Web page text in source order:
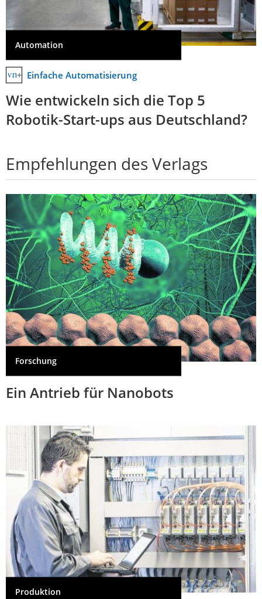
Automation
Einfache Automatisierung
Wie entwickeln sich die Top 5
Robotik-Start-ups aus Deutschland?
Empfehlungen des Verlags
Forschung
Ein Antrieb für Nanobots
Produktion